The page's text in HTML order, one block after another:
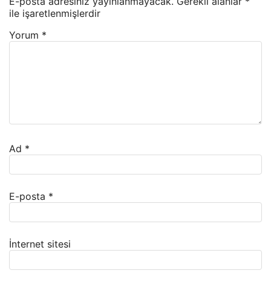
ile işaretlenmişlerdir
Yorum *
Ad *
E-posta *
İnternet sitesi